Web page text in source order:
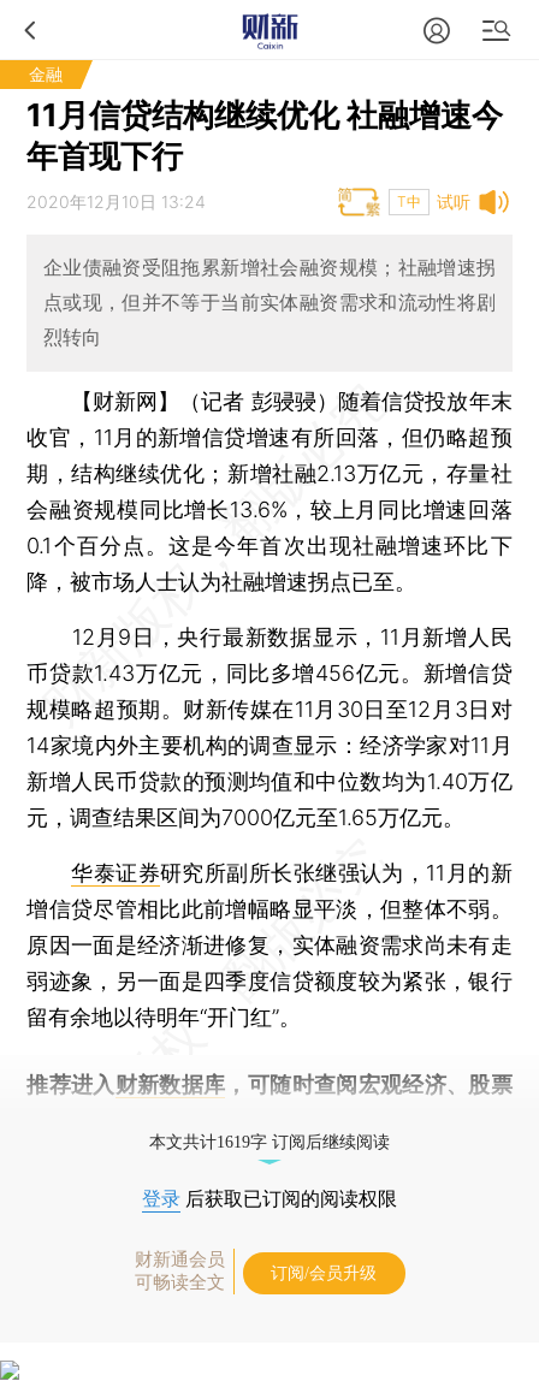
金融
11月信贷结构继续优化 社融增速今
年首现下行
试听
2020年12月10日 13:24 T中
企业债融资受阻拖累新增社会融资规模；社融增速拐
点或现，但并不等于当前实体融资需求和流动性将剧
烈转向
【财新网】（记者 彭骎骎） 随着信贷投放年末
收官，11月的新增信贷增速有所回落，但仍略超预
期，结构继续优化；新增社融2.13万亿元，存量社
会融资规模同比增长13.6%，较上月同比增速回落
0.1个百分点。这是今年首次出现社融增速环比下
降，被市场人士认为社融增速拐点已至。
12月9日，央行最新数据显示，11月新增人民
币贷款1.43万亿元，同比多增456亿元。新增信贷
规模略超预期。财新传媒在11月30日至12月3日对
14家境内外主要机构的调查显示：经济学家对11月
新增人民币贷款的预测均值和中位数均为1.40万亿
元，调查结果区间为7000亿元至1.65万亿元。
华泰证券研究所副所长张继强认为，11月的新
增信贷尽管相比此前增幅略显平淡，但整体不弱。
原因一面是经济渐进修复，实体融资需求尚未有走
弱迹象，另一面是四季度信贷额度较为紧张，银行
留有余地以待明年“开门红”。
推荐进入 财新数据库 ，可随时查阅宏观经济、股票
本文共计1619字 订阅后继续阅读
登录 后获取已订阅的阅读权限
财新通会员
可畅读全文
订阅/会员升级